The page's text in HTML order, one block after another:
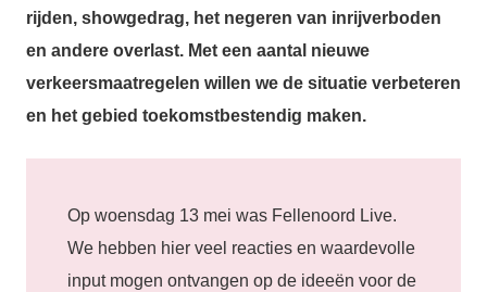
rijden, showgedrag, het negeren van inrijverboden
en andere overlast. Met een aantal nieuwe
verkeersmaatregelen willen we de situatie verbeteren
en het gebied toekomstbestendig maken.
Op woensdag 13 mei was Fellenoord Live.
We hebben hier veel reacties en waardevolle
input mogen ontvangen op de ideeën voor de